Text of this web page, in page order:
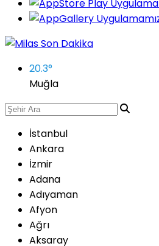
20.3°
Muğla
İstanbul
Ankara
İzmir
Adana
Adıyaman
Afyon
Ağrı
Aksaray